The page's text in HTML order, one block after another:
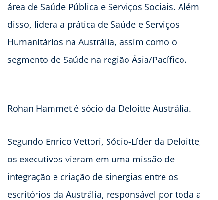
área de Saúde Pública e Serviços Sociais. Além
disso, lidera a prática de Saúde e Serviços
Humanitários na Austrália, assim como o
segmento de Saúde na região Ásia/Pacífico.
Rohan Hammet é sócio da Deloitte Austrália.
Segundo Enrico Vettori, Sócio-Líder da Deloitte,
os executivos vieram em uma missão de
integração e criação de sinergias entre os
escritórios da Austrália, responsável por toda a